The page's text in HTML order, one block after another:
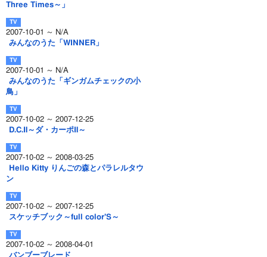
Three Times～」
2007-10-01 ～ N/A
みんなのうた「WINNER」
2007-10-01 ～ N/A
みんなのうた「ギンガムチェックの小
鳥」
2007-10-02 ～ 2007-12-25
D.C.Ⅱ～ダ・カーポⅡ～
2007-10-02 ～ 2008-03-25
Hello Kitty りんごの森とパラレルタウ
ン
2007-10-02 ～ 2007-12-25
スケッチブック～full color'S～
2007-10-02 ～ 2008-04-01